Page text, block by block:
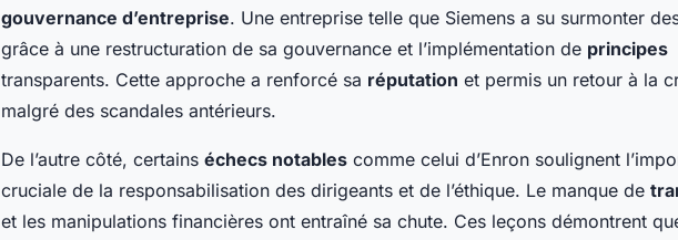
gouvernance d’entreprise. Une entreprise telle que Siemens a su surmonter
grâce à une restructuration de sa gouvernance et l’implémentation de principes
transparents. Cette approche a renforcé sa réputation et permis un retour à la
malgré des scandales antérieurs.
De l’autre côté, certains échecs notables comme celui d’Enron soulignent
cruciale de la responsabilisation des dirigeants et de l’éthique. Le manque de
et les manipulations financières ont entraîné sa chute. Ces leçons démontrent